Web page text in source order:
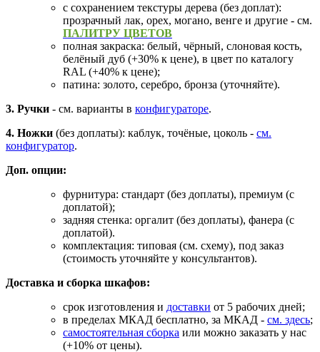
с сохранением текстуры дерева (без доплат):
прозрачный лак, орех, могано, венге и другие - см.
ПАЛИТРУ ЦВЕТОВ
полная закраска: белый, чёрный, слоновая кость,
белёный дуб (+30% к цене), в цвет по каталогу
RAL (+40% к цене);
патина: золото, серебро, бронза (уточняйте).
3. Ручки - см. варианты в конфигураторе.
4. Ножки (без доплаты): каблук, точёные, цоколь - см.
конфигуратор.
Доп. опции:
фурнитура: стандарт (без доплаты), премиум (с
доплатой);
задняя стенка: оргалит (без доплаты), фанера (с
доплатой).
комплектация: типовая (см. схему), под заказ
(стоимость уточняйте у консультантов).
Доставка и сборка шкафов:
срок изготовления и доставки от 5 рабочих дней;
в пределах МКАД бесплатно, за МКАД - см. здесь;
самостоятельная сборка или можно заказать у нас
(+10% от цены).